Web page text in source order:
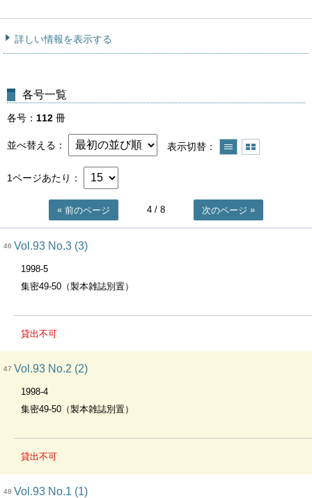
詳しい情報を表示する
各号一覧
各号 112 冊
並べ替える 表示切替
1ページあたり
前のページ 4 / 8 次のページ
46 Vol.93 No.3 (3)
1998-5
集密49-50（製本雑誌別置）
貸出不可
47 Vol.93 No.2 (2)
1998-4
集密49-50（製本雑誌別置）
貸出不可
48 Vol.93 No.1 (1)